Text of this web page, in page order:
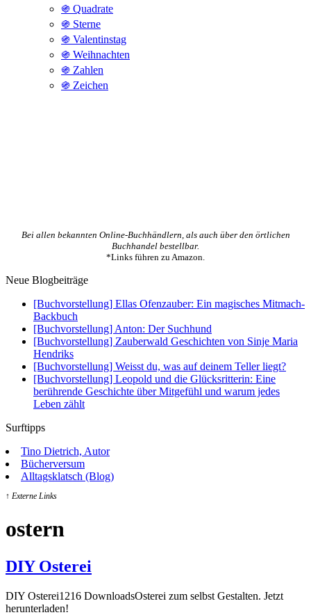
֍ Quadrate
֍ Sterne
֍ Valentinstag
֍ Weihnachten
֍ Zahlen
֍ Zeichen
Bei allen bekannten Online-Buchhändlern, als auch über den örtlichen
Buchhandel bestellbar.
*Links führen zu Amazon.
Neue Blogbeiträge
[Buchvorstellung] Ellas Ofenzauber: Ein magisches Mitmach-
Backbuch
[Buchvorstellung] Anton: Der Suchhund
[Buchvorstellung] Zauberwald Geschichten von Sinje Maria
Hendriks
[Buchvorstellung] Weisst du, was auf deinem Teller liegt?
[Buchvorstellung] Leopold und die Glücksritterin: Eine
berührende Geschichte über Mitgefühl und warum jedes
Leben zählt
Surftipps
Tino Dietrich, Autor
Bücherversum
Alltagsklatsch (Blog)
↑ Externe Links
ostern
DIY Osterei
DIY Osterei1216 DownloadsOsterei zum selbst Gestalten. Jetzt
herunterladen!